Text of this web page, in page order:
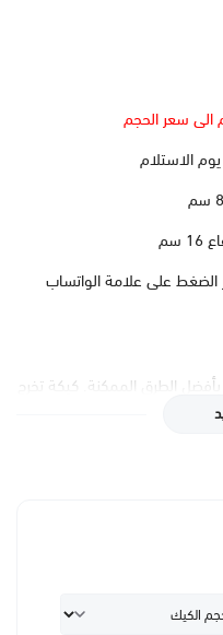
الى سعر الحجم
الاستلام
الضغط على علامة الواتساب
الطرق الممكنة. كيكة تخرج
لكل من يريد أن يضفي لمسة من
للقبعات وأدوات الطب إلى
هذه الكيكة لتكون محور جذب
والتفاني الذي بذل للوصول